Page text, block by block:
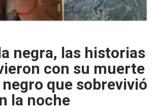
negra, las historias
con su muerte
que sobrevivió
la noche